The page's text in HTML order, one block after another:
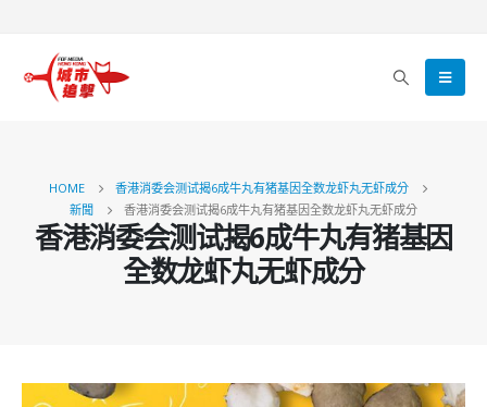
HOME
香港消委会测试揭6成牛丸有猪基因全数龙虾丸无虾成分
新聞
香港消委会测试揭6成牛丸有猪基因全数龙虾丸无虾成分
香港消委会测试揭6成牛丸有猪基因
全数龙虾丸无虾成分